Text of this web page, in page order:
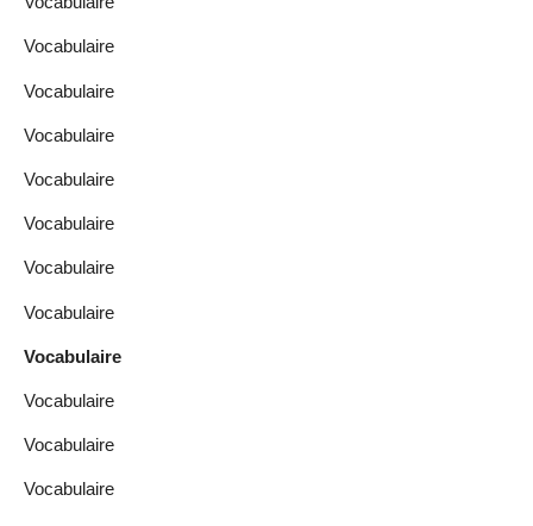
Vocabulaire
Vocabulaire
Vocabulaire
Vocabulaire
Vocabulaire
Vocabulaire
Vocabulaire
Vocabulaire
Vocabulaire
Vocabulaire
Vocabulaire